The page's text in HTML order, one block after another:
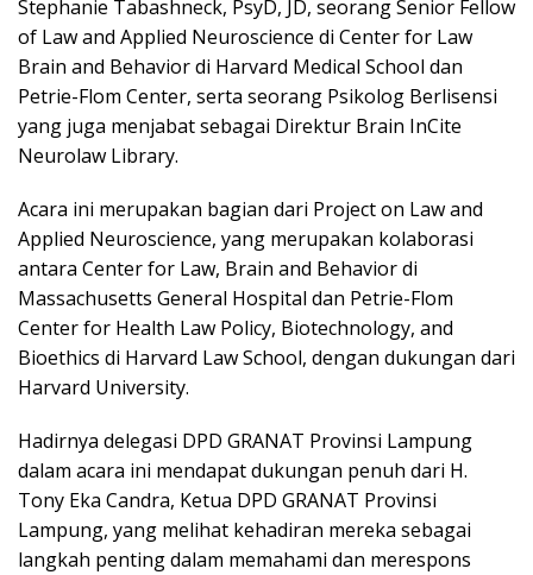
Stephanie Tabashneck, PsyD, JD, seorang Senior Fellow
of Law and Applied Neuroscience di Center for Law
Brain and Behavior di Harvard Medical School dan
Petrie-Flom Center, serta seorang Psikolog Berlisensi
yang juga menjabat sebagai Direktur Brain InCite
Neurolaw Library.
Acara ini merupakan bagian dari Project on Law and
Applied Neuroscience, yang merupakan kolaborasi
antara Center for Law, Brain and Behavior di
Massachusetts General Hospital dan Petrie-Flom
Center for Health Law Policy, Biotechnology, and
Bioethics di Harvard Law School, dengan dukungan dari
Harvard University.
Hadirnya delegasi DPD GRANAT Provinsi Lampung
dalam acara ini mendapat dukungan penuh dari H.
Tony Eka Candra, Ketua DPD GRANAT Provinsi
Lampung, yang melihat kehadiran mereka sebagai
langkah penting dalam memahami dan merespons